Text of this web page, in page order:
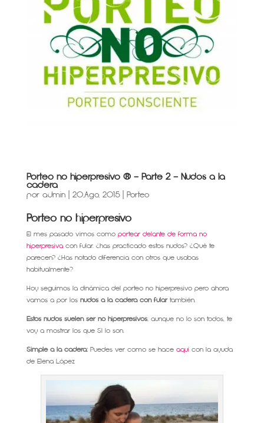
Porteo no hiperpresivo ® – Parte 2 – Nudos a la
cadera
por admin| 20,Ago, 2015| Porteo
Porteo no hiperpresivo
El mes pasado vimos como portear delante de forma no
hiperpresivacon fular. ¿has practicado estos nudos? ¿Qué te
parecen? ¿Has notado diferencia con otros que usabas
habitualmente?
Hoy seguimos la dinámica del porteo no hiperpresivo pero ahora
vamos a por los nudos a la cadera con fulartambién.
Estos nudos suelen ser no hiperpresivos, aunque no lo son todos, te
voy a mostrar los que SI lo son.
Simple a la cadera:Puedes ver como se hace aquícon la ayuda
de Elena López